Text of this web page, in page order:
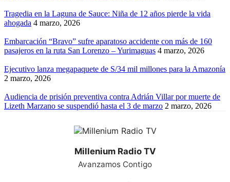
Tragedia en la Laguna de Sauce: Niña de 12 años pierde la vida
ahogada 4 marzo, 2026
Embarcación “Bravo” sufre aparatoso accidente con más de 160
pasajeros en la ruta San Lorenzo – Yurimaguas 4 marzo, 2026
Ejecutivo lanza megapaquete de S/34 mil millones para la Amazonía
2 marzo, 2026
Audiencia de prisión preventiva contra Adrián Villar por muerte de
Lizeth Marzano se suspendió hasta el 3 de marzo 2 marzo, 2026
Millenium Radio TV
Avanzamos Contigo